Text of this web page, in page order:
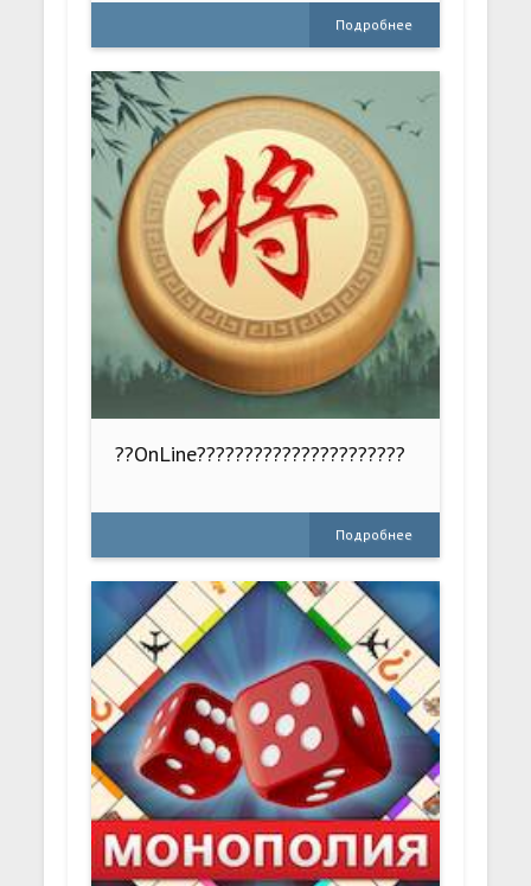
Подробнее
??OnLine??????????????????????
Подробнее